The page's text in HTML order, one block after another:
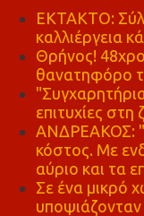
ΕΚΤΑΚΤΟ:
καλλιέργεια
Θρήνος!
θανατηφόρο
επιτυχίες
ΑΝΔΡΕΑΚΟΣ:
κόστος. Με
αύριο και τα
Σε ένα μικρό
υποψιάζονταν